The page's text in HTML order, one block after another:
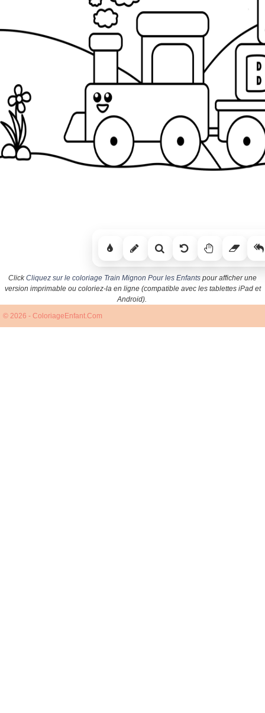
ClickCliquez sur le coloriage Train Mignon Pour les Enfants pour afficher une
version imprimable ou coloriez-la en ligne (compatible avec les tablettes iPad et
Android).
© 2026 - ColoriageEnfant.Com